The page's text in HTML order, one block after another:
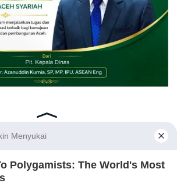
Redaksi atau nomor WA 081269224477 disertai